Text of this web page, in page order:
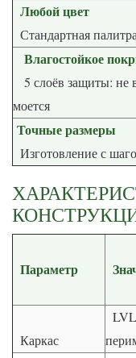
Любой цвет
Стандартная
Влагостойкое
5 слоёв защиты: не
моется
Точные размеры
Изготовление с
Параметр
Каркас